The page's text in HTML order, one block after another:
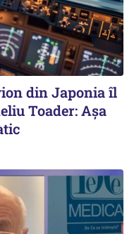
din Japonia îl
Toader: Așa